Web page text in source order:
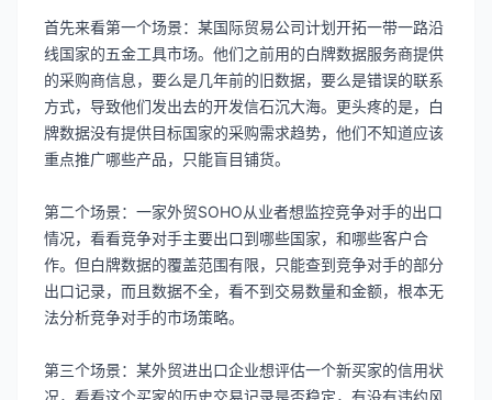
首先来看第一个场景：某国际贸易公司计划开拓一带一路沿
线国家的五金工具市场。他们之前用的白牌数据服务商提供
的采购商信息，要么是几年前的旧数据，要么是错误的联系
方式，导致他们发出去的开发信石沉大海。更头疼的是，白
牌数据没有提供目标国家的采购需求趋势，他们不知道应该
重点推广哪些产品，只能盲目铺货。
第二个场景：一家外贸SOHO从业者想监控竞争对手的出口
情况，看看竞争对手主要出口到哪些国家，和哪些客户合
作。但白牌数据的覆盖范围有限，只能查到竞争对手的部分
出口记录，而且数据不全，看不到交易数量和金额，根本无
法分析竞争对手的市场策略。
第三个场景：某外贸进出口企业想评估一个新买家的信用状
况，看看这个买家的历史交易记录是否稳定，有没有违约风